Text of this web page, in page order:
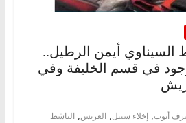
السيناوي أيمن الرطيل..
في قسم الخليفة وفي
أيوب, إخلاء سبيل, العريش, الناشط